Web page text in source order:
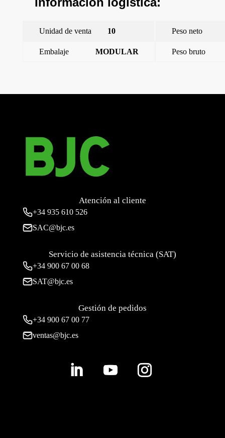
Unidad de venta 10 Peso neto
Embalaje MODULAR Peso bruto
Atención al cliente
+34 935 610 526
SAC@bjc.es
Servicio de asistencia técnica (SAT)
+34 900 67 00 68
SAT@bjc.es
Gestión de pedidos
+34 900 67 00 77
ventas@bjc.es